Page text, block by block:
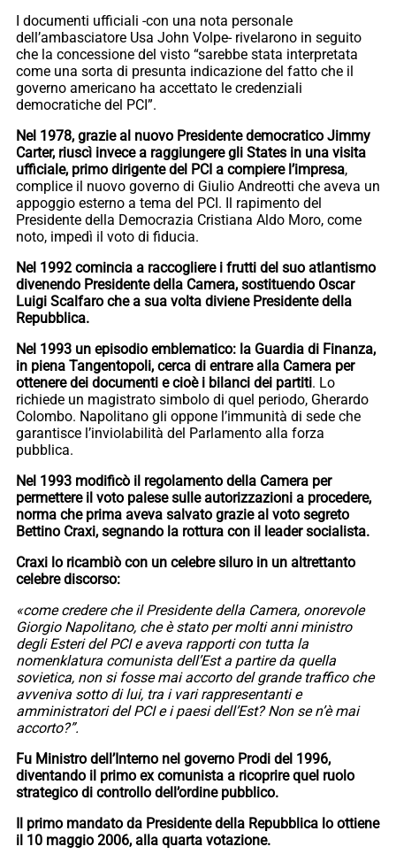
I documenti ufficiali -con una nota personale
dell’ambasciatore Usa John Volpe- rivelarono in seguito
che la concessione del visto “sarebbe stata interpretata
come una sorta di presunta indicazione del fatto che il
governo americano ha accettato le credenziali
democratiche del PCI”.
Nel 1978, grazie al nuovo Presidente democratico Jimmy
Carter, riuscì invece a raggiungere gli States in una visita
ufficiale, primo dirigente del PCI a compiere l’impresa,
complice il nuovo governo di Giulio Andreotti che aveva un
appoggio esterno a tema del PCI. Il rapimento del
Presidente della Democrazia Cristiana Aldo Moro, come
noto, impedì il voto di fiducia.
Nel 1992 comincia a raccogliere i frutti del suo atlantismo
divenendo Presidente della Camera, sostituendo Oscar
Luigi Scalfaro che a sua volta diviene Presidente della
Repubblica.
Nel 1993 un episodio emblematico: la Guardia di Finanza,
in piena Tangentopoli, cerca di entrare alla Camera per
ottenere dei documenti e cioè i bilanci dei partiti. Lo
richiede un magistrato simbolo di quel periodo, Gherardo
Colombo. Napolitano gli oppone l’immunità di sede che
garantisce l’inviolabilità del Parlamento alla forza
pubblica.
Nel 1993 modificò il regolamento della Camera per
permettere il voto palese sulle autorizzazioni a procedere,
norma che prima aveva salvato grazie al voto segreto
Bettino Craxi, segnando la rottura con il leader socialista.
Craxi lo ricambiò con un celebre siluro in un altrettanto
celebre discorso:
«come credere che il Presidente della Camera, onorevole
Giorgio Napolitano, che è stato per molti anni ministro
degli Esteri del PCI e aveva rapporti con tutta la
nomenklatura comunista dell’Est a partire da quella
sovietica, non si fosse mai accorto del grande traffico che
avveniva sotto di lui, tra i vari rappresentanti e
amministratori del PCI e i paesi dell’Est? Non se n’è mai
accorto?”.
Fu Ministro dell’Interno nel governo Prodi del 1996,
diventando il primo ex comunista a ricoprire quel ruolo
strategico di controllo dell’ordine pubblico.
Il primo mandato da Presidente della Repubblica lo ottiene
il 10 maggio 2006, alla quarta votazione.